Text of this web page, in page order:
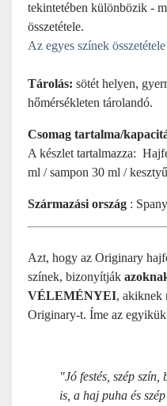
tekintetében különbözik -
összetétele.
Az egyes színek
Tárolás: sötét helyen,
hőmérsékleten tárolandó.
Csomag tartalma/
A készlet tartalmazza:
ml / sampon 30 ml / kesztyű
Származási ország :
Azt, hogy az Originary
színek, bizonyítják
VÉLEMÉNYEI, akiknek
Originary-t. Íme az
"Jó festés, szép szín,
is, a haj puha és